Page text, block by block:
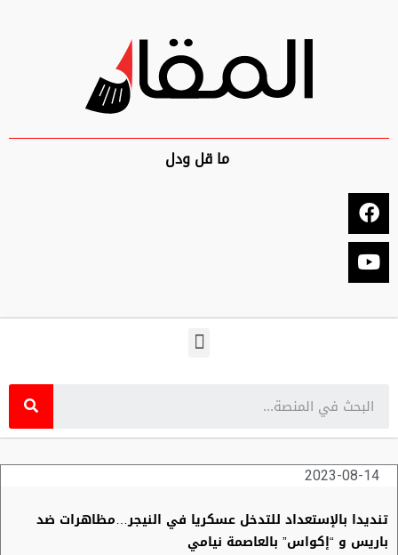
ما قل ودل
2023-08-14
تنديدا بالإستعداد للتدخل عسكريا في النيجر…مظاهرات ضد
باريس و “إكواس” بالعاصمة نيامي